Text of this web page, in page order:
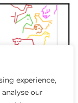
experience,
our
han sido